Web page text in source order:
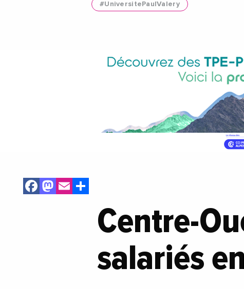
#UniversitePaulValery
Facebook
Mastodon
Email
Centre-
salariés